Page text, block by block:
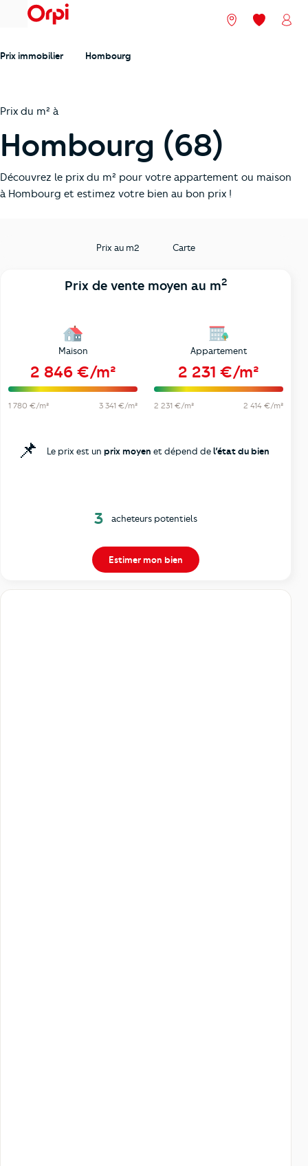
menu Nos agences
Mes
Prix immobilier Hombourg
Prix du m² à
Hombourg (68)
Découvrez le prix du m² pour votre appartement ou maison
à Hombourg et estimez votre bien au bon prix !
Prix au m2 Carte
Prix de vente moyen au m2
Maison
2 846 €/m²
1 780 €/m² 3 341 €/m²
Appartement
2 231 €/m²
2 231 €/m² 2 414 €/m²
📌 Le prix est un prix moyen et dépend del’état du bien
3 acheteurs potentiels
Estimer mon bien